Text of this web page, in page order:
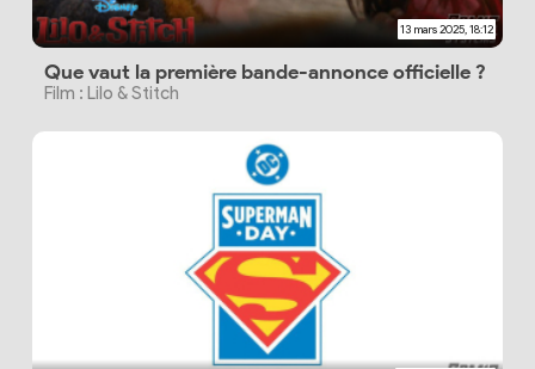
13 mars 2025, 18:12
Que vaut la première bande-annonce officielle ?
Film : Lilo & Stitch